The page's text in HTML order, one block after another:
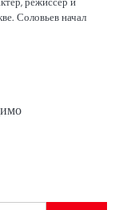
Соловьев начал